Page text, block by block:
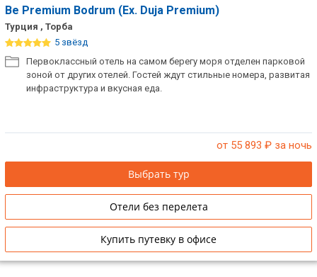
Be Premium Bodrum (Ex. Duja Premium)
Турция , Торба
5 звёзд
Первоклассный отель на самом берегу моря отделен парковой
зоной от других отелей. Гостей ждут стильные номера, развитая
инфраструктура и вкусная еда.
от 55 893 ₽ за ночь
Выбрать тур
Отели без перелета
Купить путевку в офисе